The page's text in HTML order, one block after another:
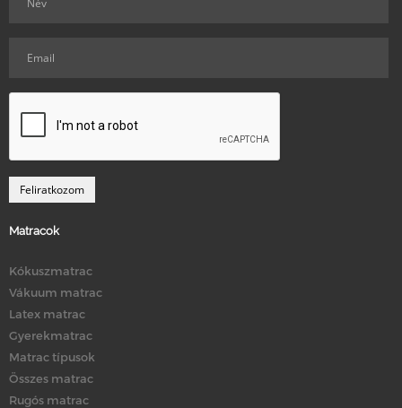
Matracok
Kókuszmatrac
Vákuum matrac
Latex matrac
Gyerekmatrac
Matrac típusok
Összes matrac
Rugós matrac